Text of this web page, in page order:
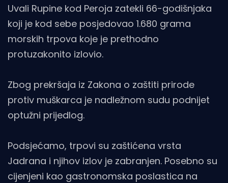
Uvali Rupine kod Peroja zatekli 66-godišnjaka
koji je kod sebe posjedovao 1.680 grama
morskih trpova koje je prethodno
protuzakonito izlovio.
Zbog prekršaja iz Zakona o zaštiti prirode
protiv muškarca je nadležnom sudu podnijet
optužni prijedlog.
Podsjećamo, trpovi su zaštićena vrsta
Jadrana i njihov izlov je zabranjen. Posebno su
cijenjeni kao gastronomska poslastica na